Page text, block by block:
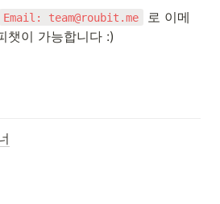
Email: team@roubit.me
로 이메
챗이 가능합니다 :)